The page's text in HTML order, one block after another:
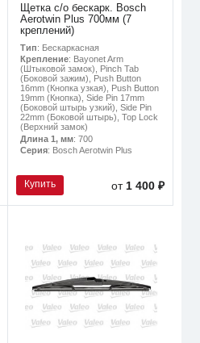
Щетка с/о бескарк. Bosch
Aerotwin Plus 700мм (7
креплений)
Тип: Бескаркасная
Крепление: Bayonet Arm
(Штыковой замок), Pinch Tab
(Боковой зажим), Push Button
16mm (Кнопка узкая), Push Button
19mm (Кнопка), Side Pin 17mm
(Боковой штырь узкий), Side Pin
22mm (Боковой штырь), Top Lock
(Верхний замок)
Длина 1, мм: 700
Серия: Bosch Aerotwin Plus
Купить от1 400 ₽